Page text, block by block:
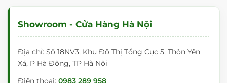
Showroom - Cửa Hàng Hà Nội
Địa chỉ: Số 18NV3, Khu Đô Thị Tổng Cục 5, Thôn Yên
Xá, P Hà Đông, TP Hà Nội
Điện thoại: 0983 289 958